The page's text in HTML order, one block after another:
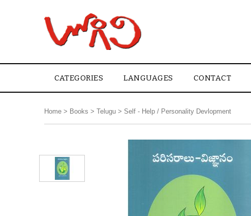
CATEGORIES LANGUAGES CONTACT
Home > Books > Telugu > Self - Help / Personality Devlopment